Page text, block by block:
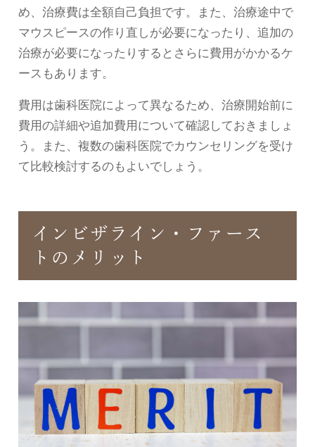
め、治療費は全額自己負担です。また、治療途中で
マウスピースの作り直しが必要になったり、追加の
治療が必要になったりするとさらに費用がかかるケ
ースもあります。
費用は歯科医院によって異なるため、治療開始前に
費用の詳細や追加費用について確認しておきましょ
う。また、複数の歯科医院でカウンセリングを受け
て比較検討するのもよいでしょう。
インビザライン・ファース
トのメリット